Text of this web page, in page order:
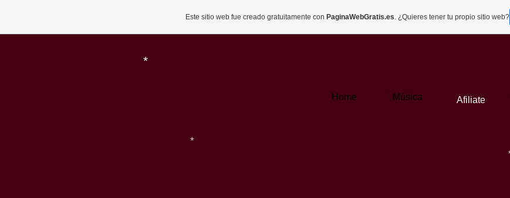
Home Música Afiliate
Este sitio web fue creado gratuitamente con PaginaWebGratis.es. ¿Quieres tener tu propio sitio web?